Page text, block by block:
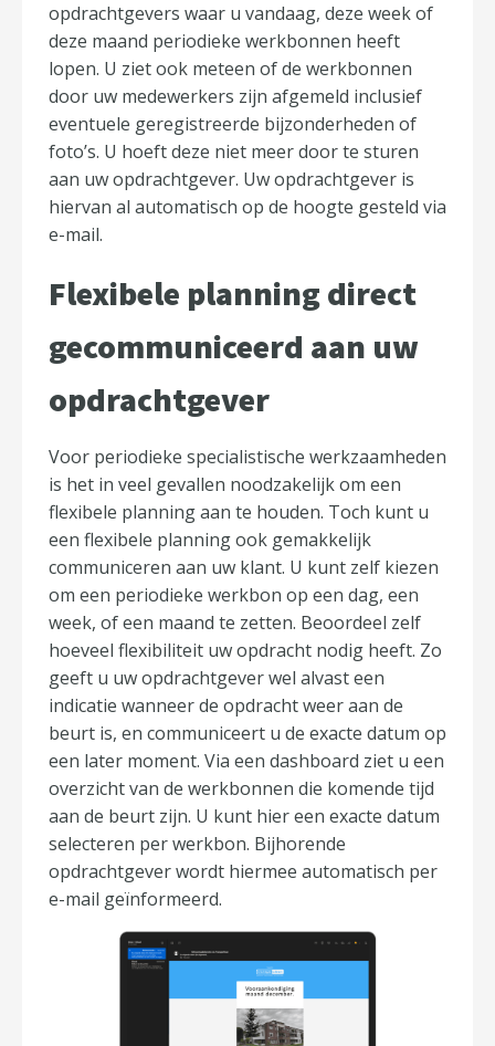
opdrachtgevers waar u vandaag, deze week of
deze maand periodieke werkbonnen heeft
lopen. U ziet ook meteen of de werkbonnen
door uw medewerkers zijn afgemeld inclusief
eventuele geregistreerde bijzonderheden of
foto’s. U hoeft deze niet meer door te sturen
aan uw opdrachtgever. Uw opdrachtgever is
hiervan al automatisch op de hoogte gesteld via
e-mail.
Flexibele planning direct
gecommuniceerd aan uw
opdrachtgever
Voor periodieke specialistische werkzaamheden
is het in veel gevallen noodzakelijk om een
flexibele planning aan te houden. Toch kunt u
een flexibele planning ook gemakkelijk
communiceren aan uw klant. U kunt zelf kiezen
om een periodieke werkbon op een dag, een
week, of een maand te zetten. Beoordeel zelf
hoeveel flexibiliteit uw opdracht nodig heeft. Zo
geeft u uw opdrachtgever wel alvast een
indicatie wanneer de opdracht weer aan de
beurt is, en communiceert u de exacte datum op
een later moment. Via een dashboard ziet u een
overzicht van de werkbonnen die komende tijd
aan de beurt zijn. U kunt hier een exacte datum
selecteren per werkbon. Bijhorende
opdrachtgever wordt hiermee automatisch per
e-mail geïnformeerd.